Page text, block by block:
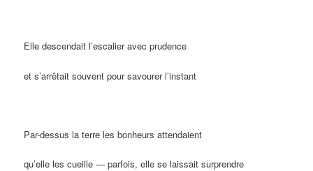
Elle descendait l’escalier avec prudence
et s’arrêtait souvent pour savourer l’instant
Par-dessus la terre les bonheurs attendaient
qu’elle les cueille — parfois, elle se laissait surprendre